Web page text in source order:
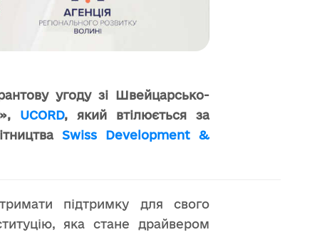
угоду зі Швейцарсько-
UCORD, який втілюється за
Swiss Development &
підтримку для свого
яка стане драйвером